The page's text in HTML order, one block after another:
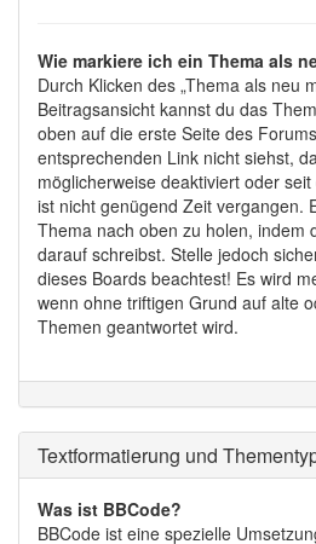
Wie markiere ich ein Thema als
Durch Klicken des „Thema als neu
Beitragsansicht kannst du das
oben auf die erste Seite des
entsprechenden Link nicht siehst,
möglicherweise deaktiviert oder
ist nicht genügend Zeit vergangen.
Thema nach oben zu holen, indem
darauf schreibst. Stelle jedoch
dieses Boards beachtest! Es wird
wenn ohne triftigen Grund auf alte
Themen geantwortet wird.
Textformatierung und
Was ist BBCode?
BBCode ist eine spezielle